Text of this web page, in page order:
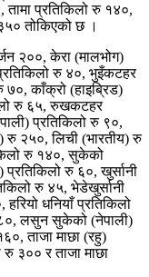
तामा प्रतिकिलो रु १४०,
तोकिएको छ ।
२००, केरा (मालभोग)
रु ४०, भुइँकटहर
काँक्रो (हाइब्रिड)
रु ६५, रुखकटहर
प्रतिकिलो रु ९०,
रु २५०, लिची (भारतीय) रु
रु १४०, सुकेको
प्रतिकिलो रु ६०, खुर्सानी
रु ४५, भेडेखुर्सानी
धनियाँ प्रतिकिलो
लसुन सुकेको (नेपाली)
ताजा माछा (रहु)
रु ३०० र ताजा माछा